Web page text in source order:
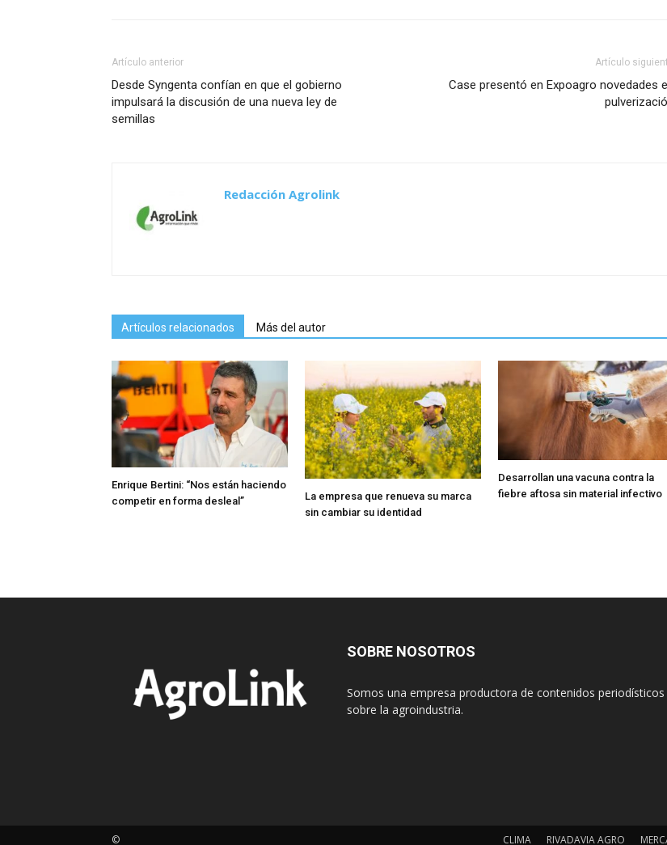
Artículo anterior
Desde Syngenta confían en que el gobierno
impulsará la discusión de una nueva ley de
semillas
Artículo
Case presentó en Expoagro novedades
Redacción Agrolink
Artículos relacionados Más del autor
Enrique Bertini: “Nos están haciendo
competir en forma desleal”
La empresa que renueva su marca
sin cambiar su identidad
Desarrollan una vacuna contra la
fiebre aftosa sin material infectivo
SOBRE NOSOTROS
Somos una empresa productora de contenidos periodísticos
sobre la agroindustria.
CLIMA RIVADAVIA AGRO
©